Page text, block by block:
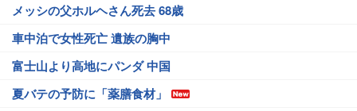
メッシの父ホルヘさん死去 68歳
車中泊で女性死亡 遺族の胸中
富士山より高地にパンダ 中国
夏バテの予防に「薬膳食材」